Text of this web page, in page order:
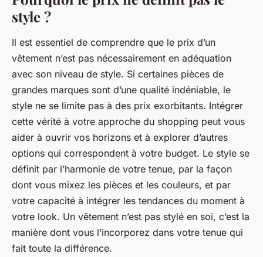
style ?
Il est essentiel de comprendre que le prix d’un
vêtement n’est pas nécessairement en adéquation
avec son niveau de style. Si certaines pièces de
grandes marques sont d’une qualité indéniable, le
style ne se limite pas à des prix exorbitants. Intégrer
cette vérité à votre approche du shopping peut vous
aider à ouvrir vos horizons et à explorer d’autres
options qui correspondent à votre budget. Le style se
définit par l’harmonie de votre tenue, par la façon
dont vous mixez les pièces et les couleurs, et par
votre capacité à intégrer les tendances du moment à
votre look. Un vêtement n’est pas stylé en soi, c’est la
manière dont vous l’incorporez dans votre tenue qui
fait toute la différence.